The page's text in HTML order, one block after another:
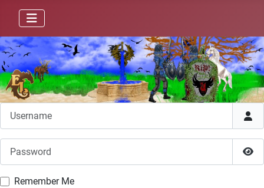
Remember Me